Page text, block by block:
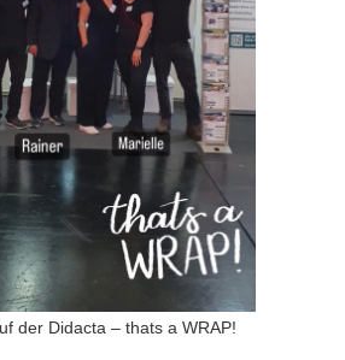
der Didacta – thats a WRAP!